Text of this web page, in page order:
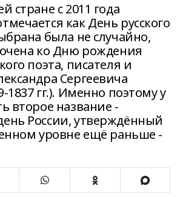
стране с 2011 года
как День русского
была не случайно,
ко Дню рождения
поэта, писателя и
Сергеевича
1837 гг.). Именно поэтому у
второе название -
России, утверждённый
уровне ещё раньше -